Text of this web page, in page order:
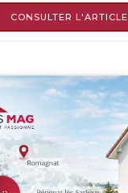
CONSULTER L'ARTICLE